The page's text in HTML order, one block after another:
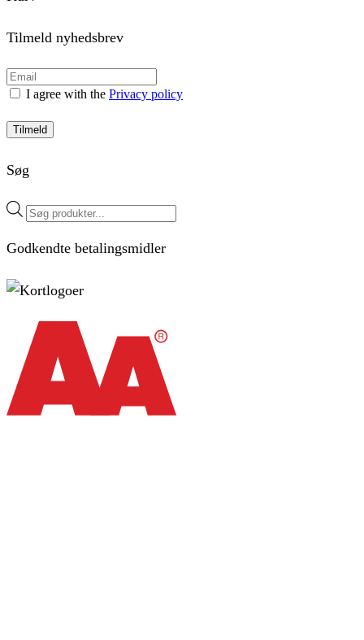
Tilmeld nyhedsbrev
I agree with the Privacy policy
Tilmeld
Søg
Products
search
Godkendte betalingsmidler